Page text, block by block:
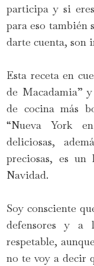
participa y si
para eso también
darte cuenta, son
Esta receta en
de Macadamia”
de cocina más
“Nueva York
deliciosas,
preciosas, es
Navidad.
Soy consciente
defensores y
respetable,
no te voy a decir